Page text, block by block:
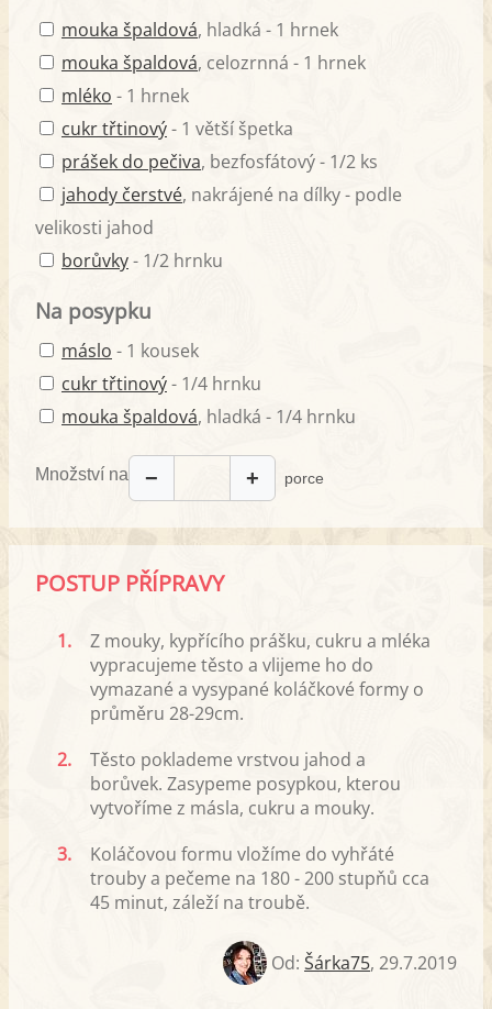
mouka špaldová, hladká - 1 hrnek
mouka špaldová, celozrnná - 1 hrnek
mléko - 1 hrnek
cukr třtinový- 1 větší špetka
prášek do pečiva, bezfosfátový - 1/2 ks
jahody čerstvé, nakrájené na dílky - podle
velikosti jahod
borůvky- 1/2 hrnku
Na posypku
máslo - 1 kousek
cukr třtinový- 1/4 hrnku
mouka špaldová, hladká - 1/4 hrnku
Množství na − + porce
POSTUP PŘÍPRAVY
1.
Z mouky, kypřícího prášku, cukru a mléka
vypracujeme těsto a vlijeme ho do
vymazané a vysypané koláčkové formy o
průměru 28-29cm.
2.
Těsto poklademe vrstvou jahod a
borůvek. Zasypeme posypkou, kterou
vytvoříme z másla, cukru a mouky.
3.
Koláčovou formu vložíme do vyhřáté
trouby a pečeme na 180 - 200 stupňů cca
45 minut, záleží na troubě.
Od: Šárka75, 29.7.2019